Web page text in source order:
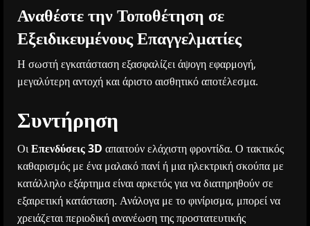
Αναθέστε την Τοποθέτηση σε
Εξειδικευμένους Επαγγελματίες
Η σωστή εγκατάσταση εξασφαλίζει άψογη εφαρμογή,
μεγαλύτερη αντοχή και άριστο αισθητικό αποτέλεσμα.
Συντήρηση
ΟιΕπενδύσεις 3D απαιτούν ελάχιστη φροντίδα. Ο τακτικός
καθαρισμός με ένα μαλακό πανί ή μια ηλεκτρική σκούπα με
κατάλληλο εξάρτημα είναι αρκετός για να διατηρηθούν σε
εξαιρετική κατάσταση. Ανάλογα με το φινίρισμα, μπορεί να
χρειάζεται περιοδική ανανέωση της προστατευτικής